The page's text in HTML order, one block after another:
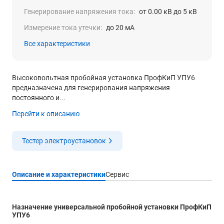
Генерирование напряжения тока: от 0.00 кВ до 5 кВ
Измерение тока утечки: до 20 мА
Все характеристики
Высоковольтная пробойная установка ПрофКиП УПУ6
предназначена для генерирования напряжения
постоянного и...
Перейти к описанию
Тестер электроустановок
Описание и характеристикиСервис
Назначение универсальной пробойной установки ПрофКиП
УПУ6